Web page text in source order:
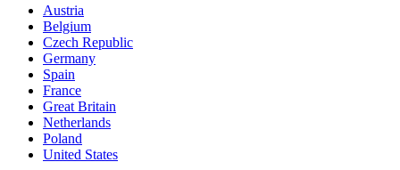
Austria
Belgium
Czech Republic
Germany
Spain
France
Great Britain
Netherlands
Poland
United States